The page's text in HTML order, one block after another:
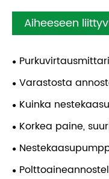
Aiheeseen
siirtäminen
Varastosta
monivaiheinen
Kuinka
täyttää
Korkea paine,
sovellusanalyysi